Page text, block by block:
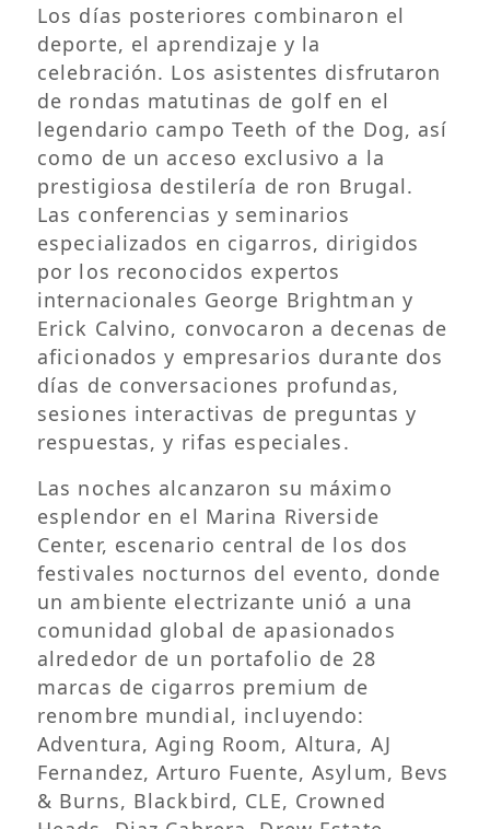
Los días posteriores combinaron el
deporte, el aprendizaje y la
celebración. Los asistentes disfrutaron
de rondas matutinas de golf en el
legendario campo Teeth of the Dog, así
como de un acceso exclusivo a la
prestigiosa destilería de ron Brugal.
Las conferencias y seminarios
especializados en cigarros, dirigidos
por los reconocidos expertos
internacionales George Brightman y
Erick Calvino, convocaron a decenas de
aficionados y empresarios durante dos
días de conversaciones profundas,
sesiones interactivas de preguntas y
respuestas, y rifas especiales.
Las noches alcanzaron su máximo
esplendor en el Marina Riverside
Center, escenario central de los dos
festivales nocturnos del evento, donde
un ambiente electrizante unió a una
comunidad global de apasionados
alrededor de un portafolio de 28
marcas de cigarros premium de
renombre mundial, incluyendo:
Adventura, Aging Room, Altura, AJ
Fernandez, Arturo Fuente, Asylum, Bevs
& Burns, Blackbird, CLE, Crowned